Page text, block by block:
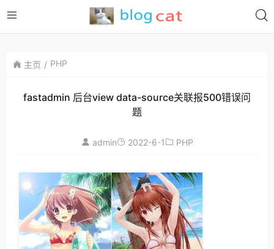
主页 PHP
fastadmin 后台view data-source关联报500错误问
题
admin 2022-6-1 PHP